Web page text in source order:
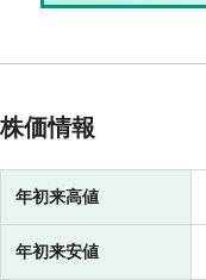
株価情報
年初来高値
年初来安値